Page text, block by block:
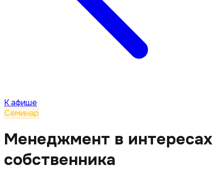
К афише
Семинар
Менеджмент в интересах
собственника